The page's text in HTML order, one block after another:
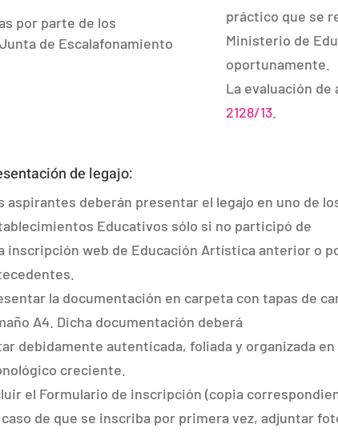
por parte de los
de Escalafonamiento
práctico que se
Ministerio de
oportunamente.
La evaluación
2128/13.
de legajo:
aspirantes deberán presentar el legajo en uno de
Educativos sólo si no participó de
inscripción web de Educación Artística anterior o
la documentación en carpeta con tapas de
A4. Dicha documentación deberá
debidamente autenticada, foliada y organizada
creciente.
el Formulario de inscripción (copia
caso de que se inscriba por primera vez, adjuntar